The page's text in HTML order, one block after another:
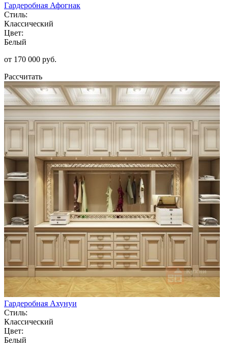
Гардеробная Афогнак
Стиль:
Классический
Цвет:
Белый
от 170 000 руб.
Рассчитать
Гардеробная Ахунуи
Стиль:
Классический
Цвет:
Белый